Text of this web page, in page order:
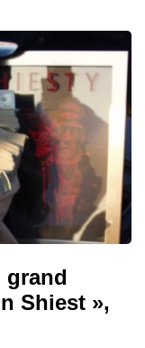
grand
Shiest »,